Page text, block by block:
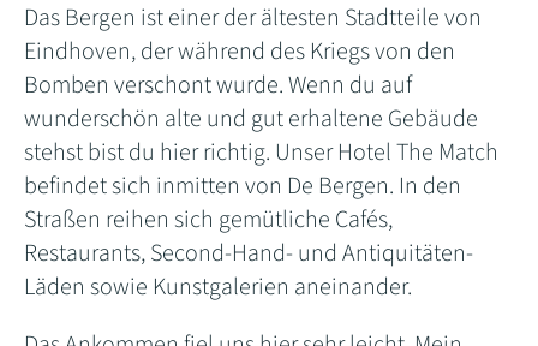
Das Bergen ist einer der ältesten Stadtteile von
Eindhoven, der während des Kriegs von den
Bomben verschont wurde. Wenn du auf
wunderschön alte und gut erhaltene Gebäude
stehst bist du hier richtig. Unser Hotel The Match
befindet sich inmitten von De Bergen. In den
Straßen reihen sich gemütliche Cafés,
Restaurants, Second-Hand- und Antiquitäten-
Läden sowie Kunstgalerien aneinander.